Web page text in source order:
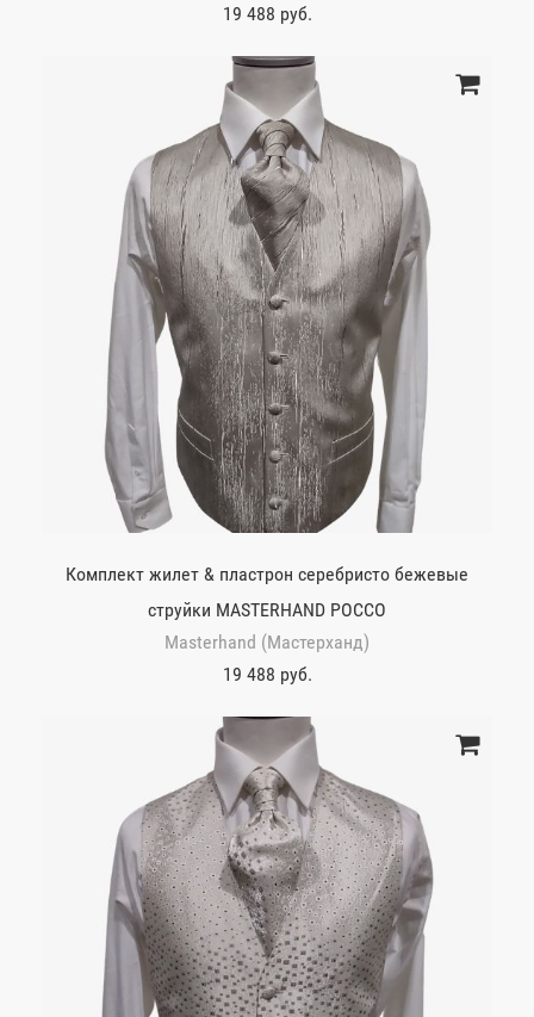
19 488 руб.
Комплект жилет & пластрон серебристо бежевые
струйки MASTERHAND POCCO
Masterhand (Мастерханд)
19 488 руб.